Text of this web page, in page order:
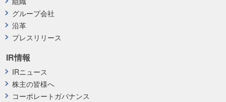
グループ会社
沿革
プレスリリース
IR情報
IRニュース
株主の皆様へ
コーポレートガバナンス